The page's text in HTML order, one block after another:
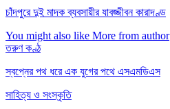
চাঁদপুরে দুই মাদক ব্যবসায়ীর যাবজ্জীবন কারাদণ্ড
You might also like More from author
তরুণ কণ্ঠ
স্বপ্নের পথ ধরে এক যুগের পথে এসএমডিএস
সাহিত্য ও সংস্কৃতি